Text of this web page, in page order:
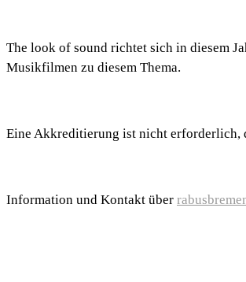
The look of sound richtet sich in diesem
Musikfilmen zu diesem Thema.
Eine Akkreditierung ist nicht erforderlich,
Information und Kontakt über